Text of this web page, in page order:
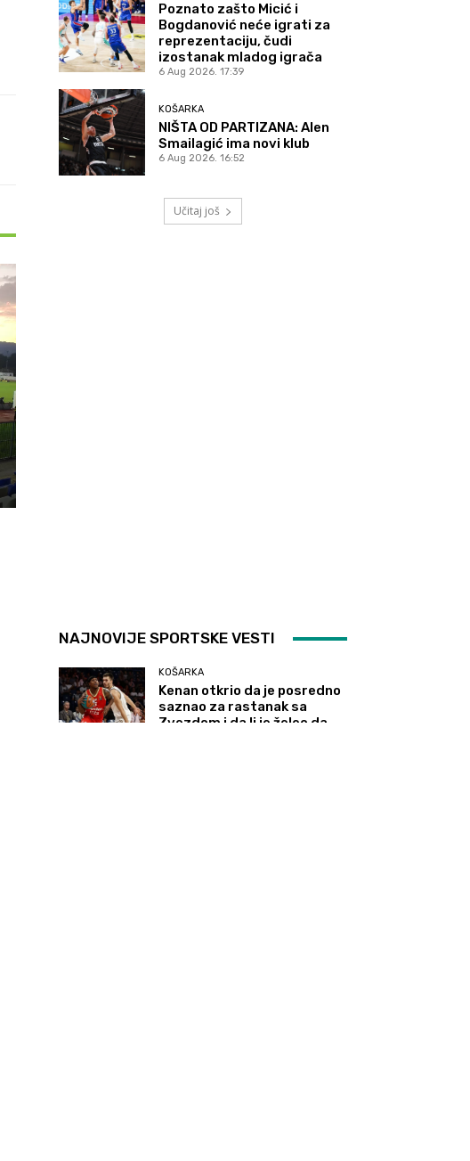
Poznato zašto Micić i
Bogdanović neće igrati za
reprezentaciju, čudi
izostanak mladog igrača
6 Aug 2026. 17:39
KOŠARKA
NIŠTA OD PARTIZANA: Alen
Smailagić ima novi klub
6 Aug 2026. 16:52
Učitaj još